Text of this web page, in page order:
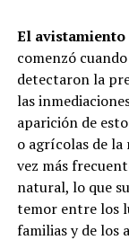
El informe
hábitos de
entrega
atención
módulos
Respecto a la
mayor demanda
escolar y laboral:
El
comenzó
detectaron la
las
aparición de
o agrícolas de la
vez más
natural, lo que
temor entre los
familias y de los